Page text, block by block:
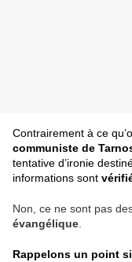
Contrairement à ce
communiste de
tentative d’ironie
informations sont
Non, ce ne sont pas
évangélique
Rappelons un point